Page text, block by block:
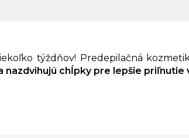
týždňov! Predepilačná
chĺpky pre lepšie priľnutie